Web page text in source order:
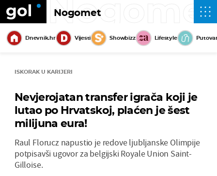
Nogomet
Dnevnik.hr Vijesti Showbizz Lifestyle
ISKORAK U KARIJERI
Nevjerojatan transfer igrača koji je
lutao po Hrvatskoj, plaćen je šest
milijuna eura!
Raul Florucz napustio je redove ljubljanske Olimpije
potpisavši ugovor za belgijski Royale Union Saint-
Gilloise.